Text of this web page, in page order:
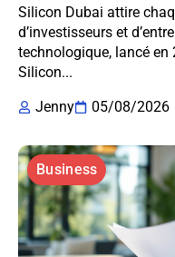
Silicon Dubai attire
d’investisseurs et
technologique, lancé en
Silicon...
Jenny
05/08/2026
Business